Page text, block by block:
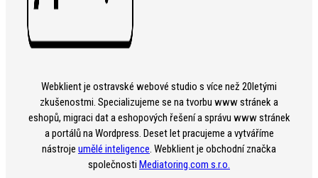
Webklient je ostravské webové studio s více než 20letými
zkušenostmi. Specializujeme se na tvorbu www stránek a
eshopů, migraci dat a eshopových řešení a správu www stránek
a portálů na Wordpress. Deset let pracujeme a vytváříme
nástroje umělé inteligence . Webklient je obchodní značka
společnosti Mediatoring.com s.r.o.